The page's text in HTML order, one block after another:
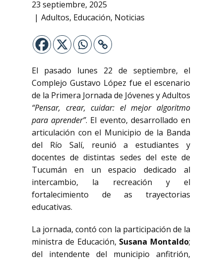
23 septiembre, 2025
Adultos, Educación, Noticias
El pasado lunes 22 de septiembre, el
Complejo Gustavo López fue el escenario
de la Primera Jornada de Jóvenes y Adultos
“Pensar, crear, cuidar: el mejor algoritmo
para aprender”. El evento, desarrollado en
articulación con el Municipio de la Banda
del Río Salí, reunió a estudiantes y
docentes de distintas sedes del este de
Tucumán en un espacio dedicado al
intercambio, la recreación y el
fortalecimiento de as trayectorias
educativas.
La jornada, contó con la participación de la
ministra de Educación, Susana Montaldo;
del intendente del municipio anfitrión,